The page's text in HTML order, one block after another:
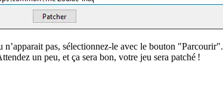
n’apparait pas, sélectionnez-le avec le bouton "Parcourir".
un peu, et ça sera bon, votre jeu sera patché !